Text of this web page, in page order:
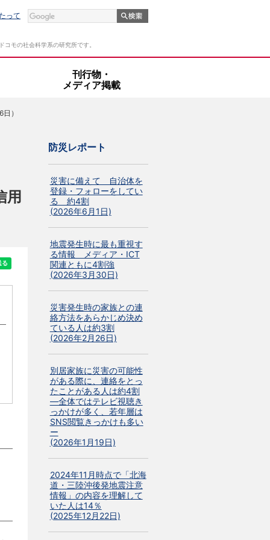
って
モの社会科学系の研究所です。
刊行物・
メディア掲載
）
用
防災レポート
災害に備えて 自治体を
登録・フォローをしてい
る 約4割
(2026年6月1日)
地震発生時に最も重視す
る情報 メディア・ICT
関連ともに4割強
(2026年3月30日)
災害発生時の家族との連
絡方法をあらかじめ決め
ている人は約3割
(2026年2月26日)
別居家族に災害の可能性
がある際に、連絡をとっ
たことがある人は約4割
―全体ではテレビ視聴き
っかけが多く、若年層は
SNS閲覧きっかけも多い
ー
(2026年1月19日)
2024年11月時点で「北海
道・三陸沖後発地震注意
情報」の内容を理解して
いた人は14％
(2025年12月22日)